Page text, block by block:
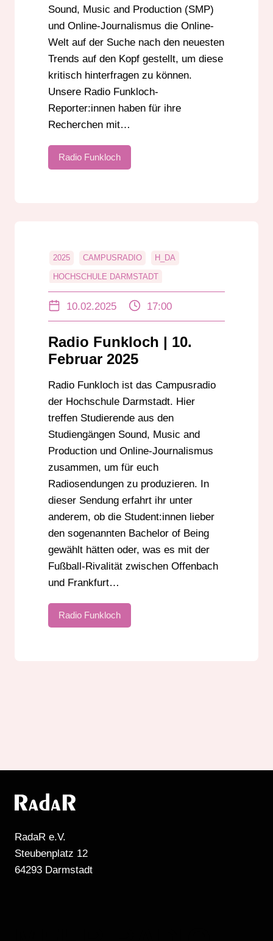
Sound, Music and Production (SMP)
und Online-Journalismus die Online-
Welt auf der Suche nach den neuesten
Trends auf den Kopf gestellt, um diese
kritisch hinterfragen zu können.
Unsere Radio Funkloch-
Reporter:innen haben für ihre
Recherchen mit…
Radio Funkloch
2025 CAMPUSRADIO H_DA
HOCHSCHULE DARMSTADT
RADIO FUNKLOCH
STUDENTEN
10.02.2025 17:00
Radio Funkloch | 10.
Februar 2025
Radio Funkloch ist das Campusradio
der Hochschule Darmstadt. Hier
treffen Studierende aus den
Studiengängen Sound, Music and
Production und Online-Journalismus
zusammen, um für euch
Radiosendungen zu produzieren. In
dieser Sendung erfahrt ihr unter
anderem, ob die Student:innen lieber
den sogenannten Bachelor of Being
gewählt hätten oder, was es mit der
Fußball-Rivalität zwischen Offenbach
und Frankfurt…
Radio Funkloch
RadaR e.V.
Steubenplatz 12
64293 Darmstadt